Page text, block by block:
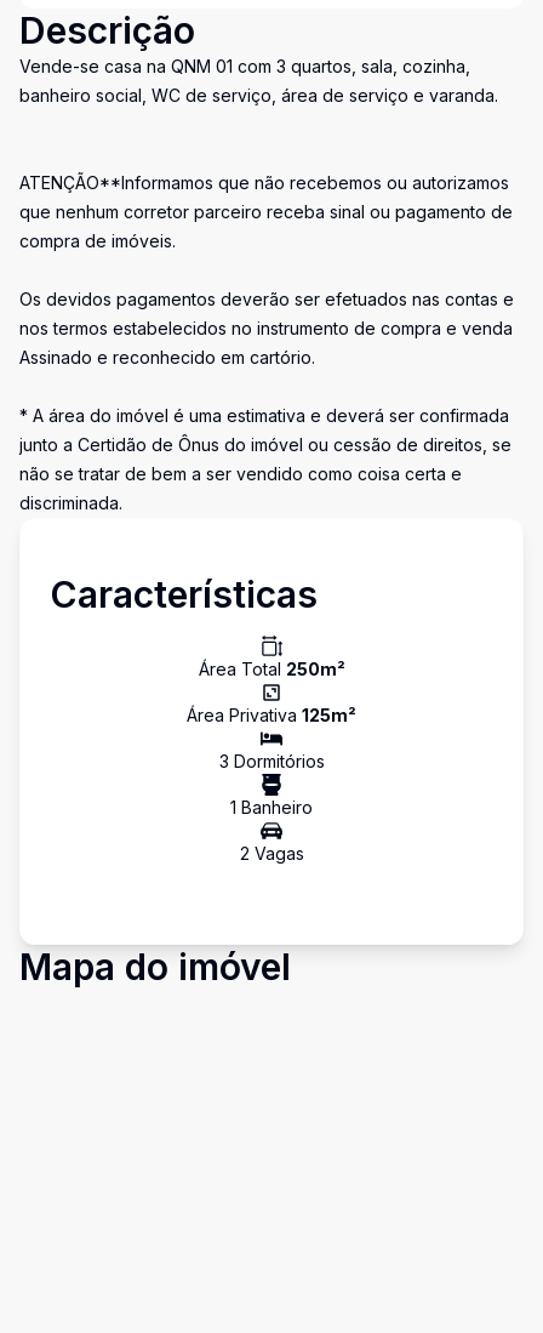
Descrição
Vende-se casa na QNM 01 com 3 quartos, sala, cozinha,
banheiro social, WC de serviço, área de serviço e varanda.
ATENÇÃO**Informamos que não recebemos ou autorizamos
que nenhum corretor parceiro receba sinal ou pagamento de
compra de imóveis.
Os devidos pagamentos deverão ser efetuados nas contas e
nos termos estabelecidos no instrumento de compra e venda
Assinado e reconhecido em cartório.
* A área do imóvel é uma estimativa e deverá ser confirmada
junto a Certidão de Ônus do imóvel ou cessão de direitos, se
não se tratar de bem a ser vendido como coisa certa e
discriminada.
Características
Área Total 250m²
Área Privativa 125m²
3 Dormitórios
1 Banheiro
2 Vagas
Mapa do imóvel